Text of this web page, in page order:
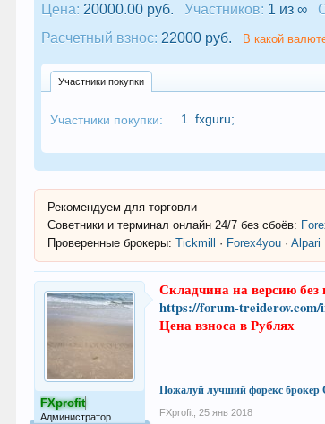
Цена: 20000.00 руб. Участников: 1 из ∞
Расчетный взнос: 22000 руб. В какой
Участники покупки
Участники покупки: 1.fxguru;
Рекомендуем для торговли
Советники и терминал онлайн 24/7 без сбоёв:
Проверенные брокеры: Tickmill · Forex4you ·Alpari
FXprofit
Администратор
Складчина на версию без
https://forum-
Цена взноса в Рублях
Пожалуй лучший форекс
FXprofit 25 янв 2018